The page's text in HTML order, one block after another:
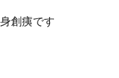
創痍です